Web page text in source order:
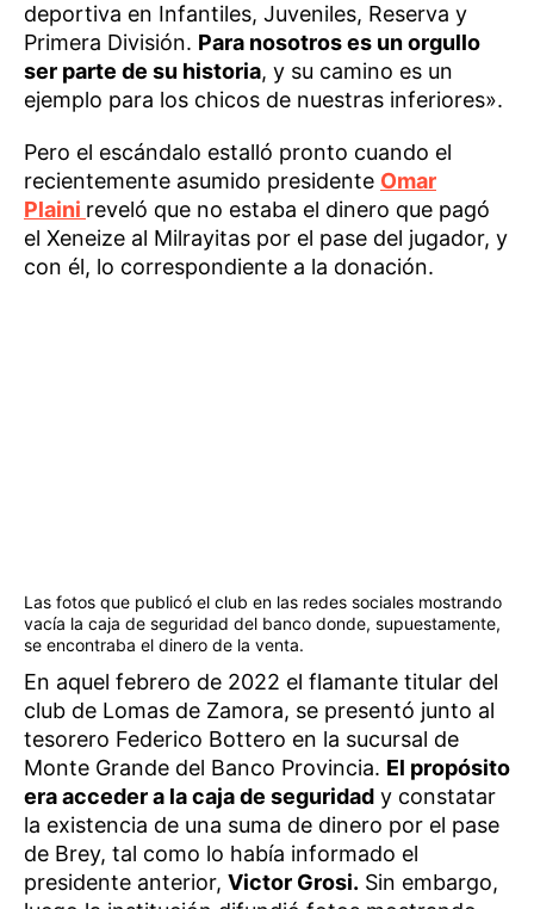
deportiva en Infantiles, Juveniles, Reserva y
Primera División. Para nosotros es un orgullo
ser parte de su historia, y su camino es un
ejemplo para los chicos de nuestras inferiores».
Pero el escándalo estalló pronto cuando el
recientemente asumido presidente Omar
Plaini reveló que no estaba el dinero que pagó
el Xeneize al Milrayitas por el pase del jugador, y
con él, lo correspondiente a la donación.
Las fotos que publicó el club en las redes sociales mostrando
vacía la caja de seguridad del banco donde, supuestamente,
se encontraba el dinero de la venta.
En aquel febrero de 2022 el flamante titular del
club de Lomas de Zamora, se presentó junto al
tesorero Federico Bottero en la sucursal de
Monte Grande del Banco Provincia. El propósito
era acceder a la caja de seguridad y constatar
la existencia de una suma de dinero por el pase
de Brey, tal como lo había informado el
presidente anterior, Victor Grosi. Sin embargo,